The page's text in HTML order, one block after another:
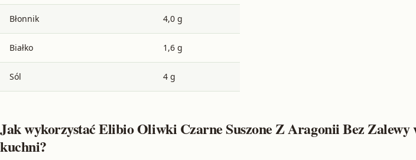
Błonnik 4,0 g
Białko 1,6 g
Sól 4 g
Jak wykorzystać Elibio Oliwki Czarne Suszone Z Aragonii Bez Zalewy
kuchni?